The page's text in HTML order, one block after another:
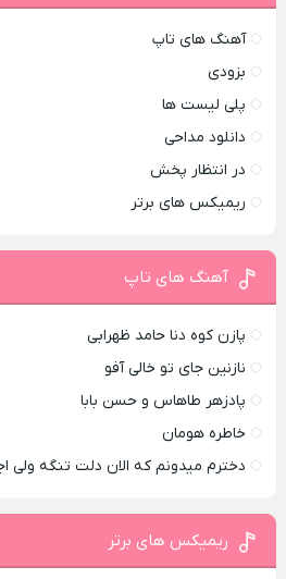
آهنگ های تاپ
بزودی
پلی لیست ها
دانلود مداحی
در انتظار پخش
ریمیکس های برتر
آهنگ های تاپ
پازن کوه دنا حامد ظهرابی
نازنین جای تو خالی آفو
پادزهر طاهاس و حسن بابا
خاطره هومان
دخترم میدونم که الان دلت تنگه ولی
ریمیکس های برتر